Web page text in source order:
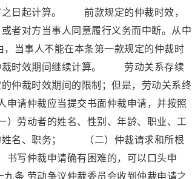
之日起计算。 前款规定的仲裁时效，
者对方当事人同意履行义务而中断。从中
当事人不能在本条第一款规定的仲裁时
裁时效期间继续计算。 劳动关系存续
仲裁时效期间的限制；但是，劳动关系终
请仲裁应当提交书面仲裁申请，并按照
动者的姓名、性别、年龄、职业、工
姓名、职务； （二）仲裁请求和所根
仲裁申请确有困难的，可以口头申
条 劳动争议仲裁委员会收到仲裁申请之